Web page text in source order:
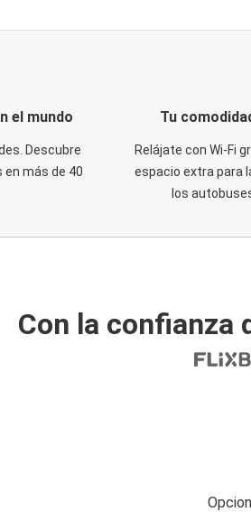
el mundo
Descubre
en más de 40
Tu
Relájate con Wi-Fi
espacio extra para
los
Con la confianza